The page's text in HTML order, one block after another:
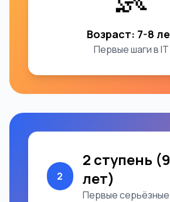
Возраст: 7-8
Первые шаги в IT
2
2 ступень
лет)
Первые